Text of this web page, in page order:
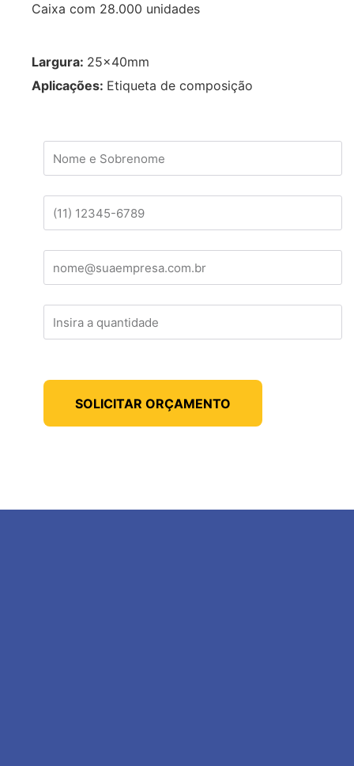
Caixa com 28.000 unidades
Largura: 25x40mm
Aplicações: Etiqueta de composição
SOLICITAR ORÇAMENTO